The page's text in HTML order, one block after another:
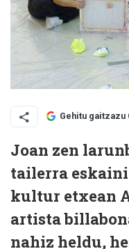
Gehitu gaitzazu
Joan zen
tailerra
kultur etxean
artista
nahiz heldu,